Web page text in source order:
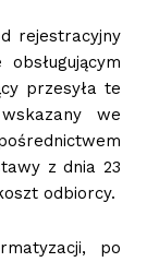
rejestracyjny
przesyła te
we
z dnia 23
odbiorcy.
po